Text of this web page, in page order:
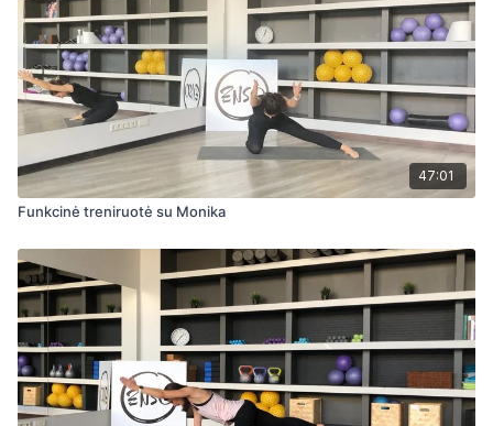
47:01
Funkcinė treniruotė su Monika